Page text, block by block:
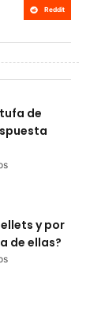
Reddit
de
y por
de ellas?